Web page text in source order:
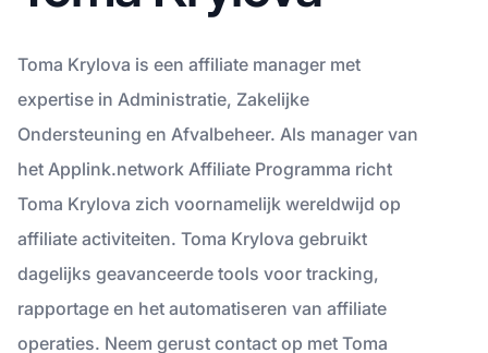
Toma Krylova is een affiliate manager met
expertise in Administratie, Zakelijke
Ondersteuning en Afvalbeheer. Als manager van
het Applink.network Affiliate Programma richt
Toma Krylova zich voornamelijk wereldwijd op
affiliate activiteiten. Toma Krylova gebruikt
dagelijks geavanceerde tools voor tracking,
rapportage en het automatiseren van affiliate
operaties. Neem gerust contact op met Toma